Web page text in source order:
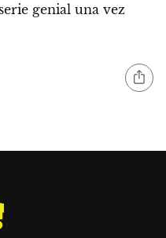
genial una vez